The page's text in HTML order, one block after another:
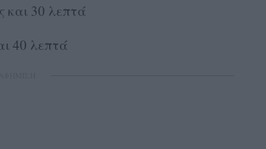
και 30 λεπτά
40 λεπτά